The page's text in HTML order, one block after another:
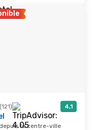
(121) 4,1
le centre-ville